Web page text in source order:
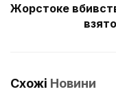
Жорстоке
Схожі Новини